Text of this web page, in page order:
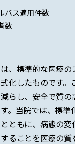
パス適用件数
数
、標準的な医療の
化したものです。
らし、安全で質の
。当院では、標準
ともに、病態の変
ることを医療の